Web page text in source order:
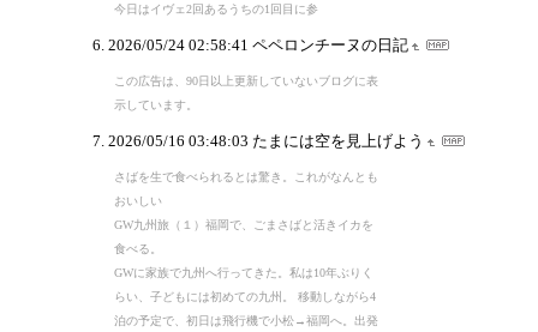
今日はイヴェ2回あるうちの1回目に参
2026/05/24 02:58:41 ペペロンチーヌの日記
この広告は、90日以上更新していないブログに表
示しています。
2026/05/16 03:48:03 たまには空を見上げよう
さばを生で食べられるとは驚き。これがなんとも
おいしい
GW九州旅（１）福岡で、ごまさばと活きイカを
食べる。
GWに家族で九州へ行ってきた。私は10年ぶりく
らい、子どもには初めての九州。 移動しながら4
泊の予定で、初日は飛行機で小松→福岡へ。出発